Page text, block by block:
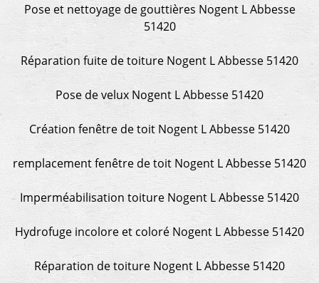
Pose et nettoyage de gouttières Nogent L Abbesse
51420
Réparation fuite de toiture Nogent L Abbesse 51420
Pose de velux Nogent L Abbesse 51420
Création fenêtre de toit Nogent L Abbesse 51420
remplacement fenêtre de toit Nogent L Abbesse 51420
Imperméabilisation toiture Nogent L Abbesse 51420
Hydrofuge incolore et coloré Nogent L Abbesse 51420
Réparation de toiture Nogent L Abbesse 51420